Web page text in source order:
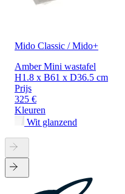
Mido Classic / Mido+
Amber Mini wastafel
H1.8 x B61 x D36.5 cm
Prijs
325 €
Kleuren
Wit glanzend